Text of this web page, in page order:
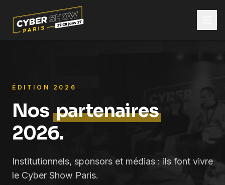
ÉDITION 2026
Nospartenaires
2026.
Institutionnels, sponsors et médias : ils font vivre
le Cyber Show Paris.